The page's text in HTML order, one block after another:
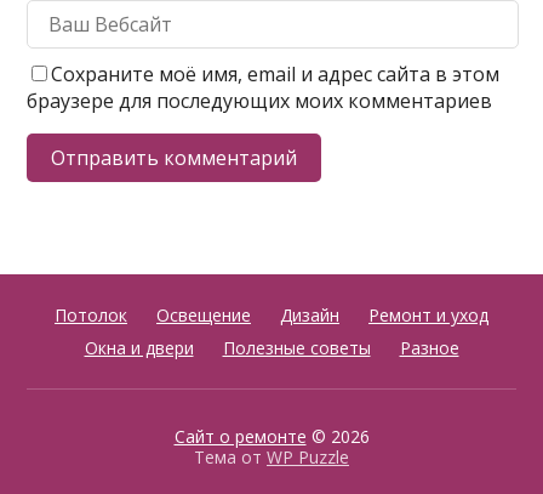
Сохраните моё имя, email и адрес сайта в этом
браузере для последующих моих комментариев
Потолок Освещение Дизайн
Ремонт и уход
Окна и двери
Полезные советы Разное
Сайт о ремонте © 2026
Тема от WP Puzzle